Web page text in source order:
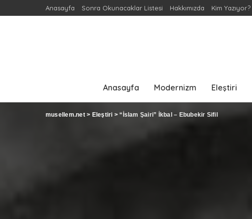
Anasayfa Sonra Okunacaklar Listesi Hakkımızda Kim Yazıyor?
Anasayfa Modernizm Eleştiri
musellem.net> Eleştiri > “İslam Şairi” İkbal – Ebubekir Sifil